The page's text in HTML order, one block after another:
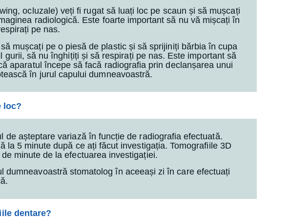
ocluzale) veți fi rugat să luați loc pe scaun și să mușcați
radiologică. Este foarte important să nu vă mișcați în
pe nas.
mușcați pe o piesă de plastic și să sprijiniți bărbia în cupa
să nu înghițiți și să respirați pe nas. Este important să
aparatul începe să facă radiografia prin declanșarea unui
în jurul capului dumneavoastră.
loc?
așteptare variază în funcție de radiografia efectuată.
5 minute după ce ați făcut investigația. Tomografiile 3D
minute de la efectuarea investigației.
stomatolog în aceeași zi în care efectuați
dentare?